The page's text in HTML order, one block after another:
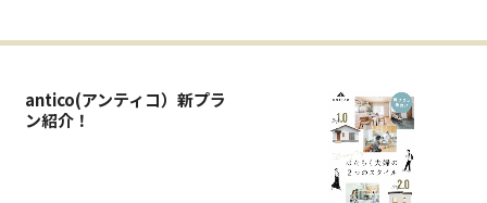
antico(アンティコ）新プラ
ン紹介！